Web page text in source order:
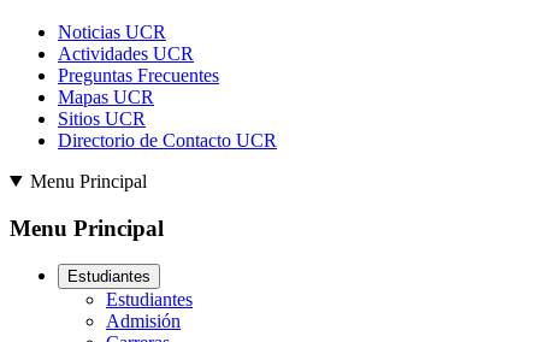
Noticias UCR
Actividades UCR
Preguntas Frecuentes
Mapas UCR
Sitios UCR
Directorio de Contacto UCR
Menu Principal
Menu Principal
Estudiantes
Estudiantes
Admisión